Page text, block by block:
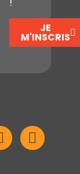
JE
M'INSCRIS